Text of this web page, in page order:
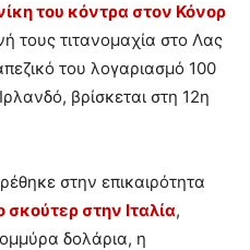
του κόντρα στον Κόνορ
τους τιτανομαχία στο Λας
του λογαριασμό 100
βρίσκεται στη 12η
στην επικαιρότητα
στην Ιταλία,
δολάρια, η